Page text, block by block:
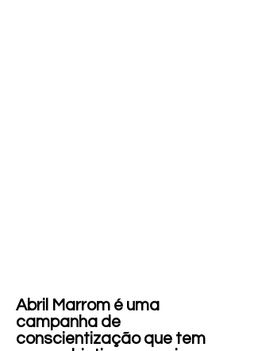
Abril Marrom é uma
campanha de
conscientização que tem